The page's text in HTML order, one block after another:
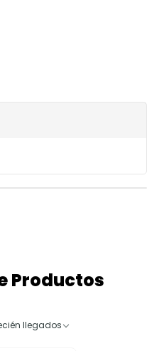
Productos
llegados